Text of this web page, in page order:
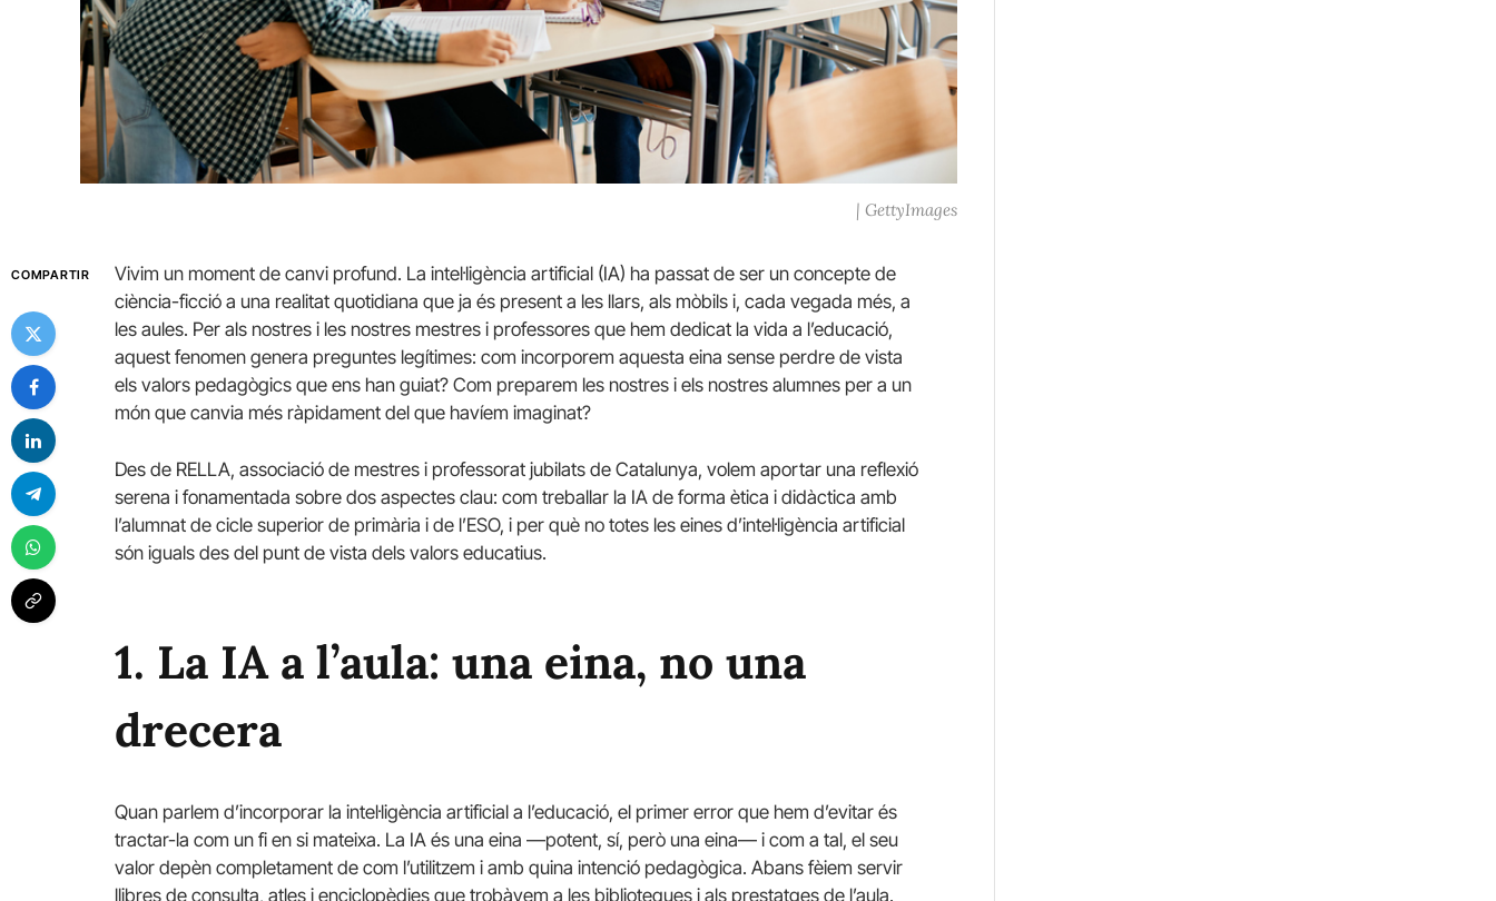
| GettyImages
COMPARTIR
Vivim un moment de canvi profund. La intel·ligència artificial (IA) ha passat de ser un concepte de
ciència-ficció a una realitat quotidiana que ja és present a les llars, als mòbils i, cada vegada més, a
les aules. Per als nostres i les nostres mestres i professores que hem dedicat la vida a l’educació,
aquest fenomen genera preguntes legítimes: com incorporem aquesta eina sense perdre de vista
els valors pedagògics que ens han guiat? Com preparem les nostres i els nostres alumnes per a un
món que canvia més ràpidament del que havíem imaginat?
Des de RELLA, associació de mestres i professorat jubilats de Catalunya, volem aportar una reflexió
serena i fonamentada sobre dos aspectes clau: com treballar la IA de forma ètica i didàctica amb
l’alumnat de cicle superior de primària i de l’ESO, i per què no totes les eines d’intel·ligència artificial
són iguals des del punt de vista dels valors educatius.
1. La IA a l’aula: una eina, no una
drecera
Quan parlem d’incorporar la intel·ligència artificial a l’educació, el primer error que hem d’evitar és
tractar-la com un fi en si mateixa. La IA és una eina —potent, sí, però una eina— i com a tal, el seu
valor depèn completament de com l’utilitzem i amb quina intenció pedagògica. Abans fèiem servir
llibres de consulta, atles i enciclopèdies que trobàvem a les biblioteques i als prestatges de l’aula.